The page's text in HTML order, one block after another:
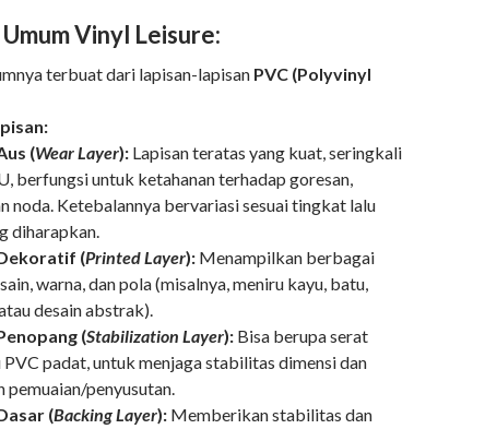
Vinyl Leisure:
terbuat dari lapisan-lapisan PVC (Polyvinyl
(Wear Layer): Lapisan teratas yang kuat, seringkali
berfungsi untuk ketahanan terhadap goresan,
noda. Ketebalannya bervariasi sesuai tingkat lalu
diharapkan.
(Printed Layer): Menampilkan berbagai
warna, dan pola (misalnya, meniru kayu, batu,
desain abstrak).
(Stabilization Layer): Bisa berupa serat
PVC padat, untuk menjaga stabilitas dimensi dan
pemuaian/penyusutan.
(Backing Layer): Memberikan stabilitas dan